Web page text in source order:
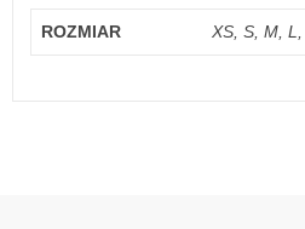
ROZMIAR XS, S, M, L,